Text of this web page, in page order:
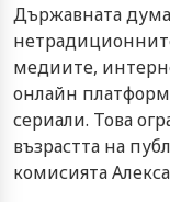
Държавната
медиите,
онлайн
сериали. Това
възрастта на
комисията